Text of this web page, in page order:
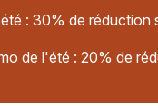
: 30% de réduction
de l'été : 20% de